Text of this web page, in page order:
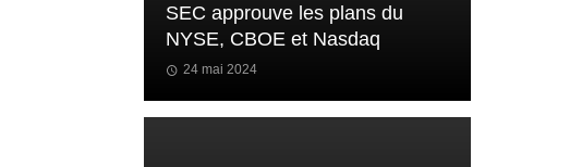
SEC approuve les plans du
NYSE, CBOE et Nasdaq
24 mai 2024